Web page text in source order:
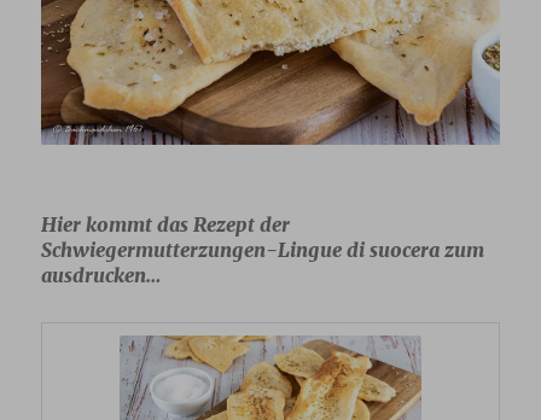
Hier kommt das Rezept der
Schwiegermutterzungen-Lingue di suocera zum
ausdrucken…